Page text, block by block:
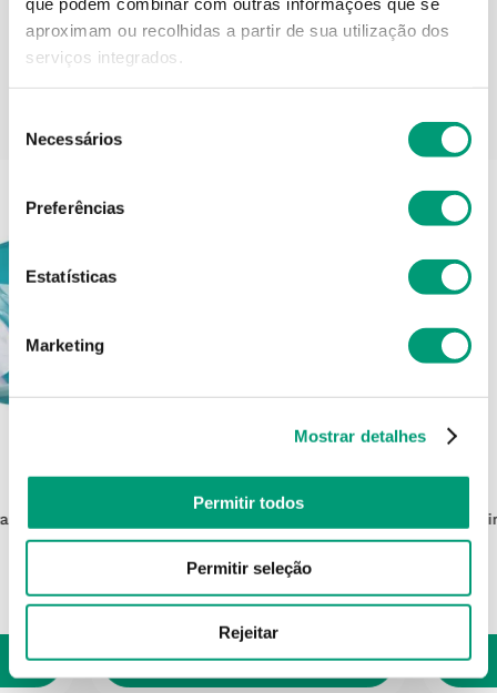
aproximam ou recolhidas a partir de sua utilização dos
serviços integrados.
Necessários
Preferências
Estatísticas
Marketing
Mostrar detalhes
Permitir todos
Permitir seleção
Rejeitar
PODERÁ TAMBÉM GOSTAR
8
FARLINE
750ml
3,35 €
ADICIONAR